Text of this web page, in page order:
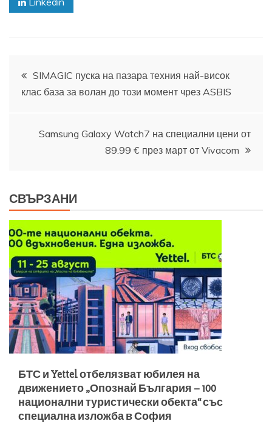
Навигация
SIMAGIC пуска на пазара техния най-висок
клас база за волан до този момент чрез ASBIS
Samsung Galaxy Watch7 на специални цени от
89.99 € през март от Vivacom
СВЪРЗАНИ
БТС и Yettel отбелязват юбилея на
движението „Опознай България – 100
национални туристически обекта“ със
специална изложба в София